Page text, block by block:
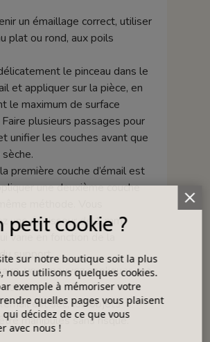
un émaillage correct, utiliser
plat ou rond, aux poils
le pinceau dans le
et appliquer sur la pièce, en
le maximum de surface
plusieurs passages pour
unifier les couches avant que
sèche.
première couche d’émail est
une deuxième couche
une épaisseur de 1 mm
varie en fonction de la
support.
vous pouvez appliquer une
est sec, les objets
manipulés sans risque.
petit cookie ?
sur notre boutique soit la plus
nous utilisons quelques cookies.
exemple à mémoriser votre
quelles pages vous plaisent
qui décidez de ce que vous
avec nous !